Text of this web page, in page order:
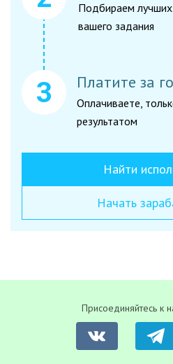
Подбираем
вашего задания
Платите за
Оплачиваете,
результатом
Найти
Начать
Присоединяйтесь к